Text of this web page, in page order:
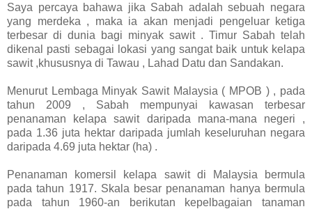
Saya percaya bahawa jika Sabah adalah sebuah negara
yang merdeka , maka ia akan menjadi pengeluar ketiga
terbesar di dunia bagi minyak sawit . Timur Sabah telah
dikenal pasti sebagai lokasi yang sangat baik untuk kelapa
sawit ,khususnya di Tawau , Lahad Datu dan Sandakan.
Menurut Lembaga Minyak Sawit Malaysia ( MPOB ) , pada
tahun 2009 , Sabah mempunyai kawasan terbesar
penanaman kelapa sawit daripada mana-mana negeri ,
pada 1.36 juta hektar daripada jumlah keseluruhan negara
daripada 4.69 juta hektar (ha) .
Penanaman komersil kelapa sawit di Malaysia bermula
pada tahun 1917. Skala besar penanaman hanya bermula
pada tahun 1960-an berikutan kepelbagaian tanaman